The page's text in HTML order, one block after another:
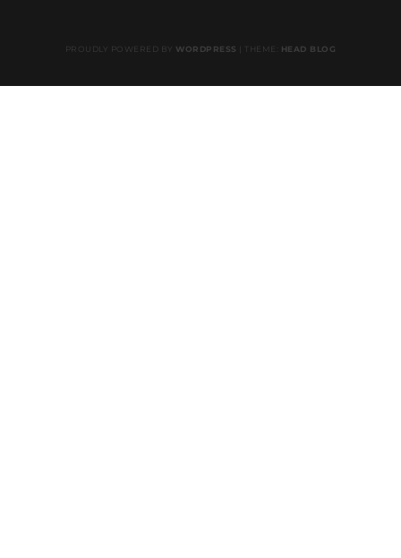
PROUDLY POWERED BY WORDPRESS THEME: HEAD BLOG